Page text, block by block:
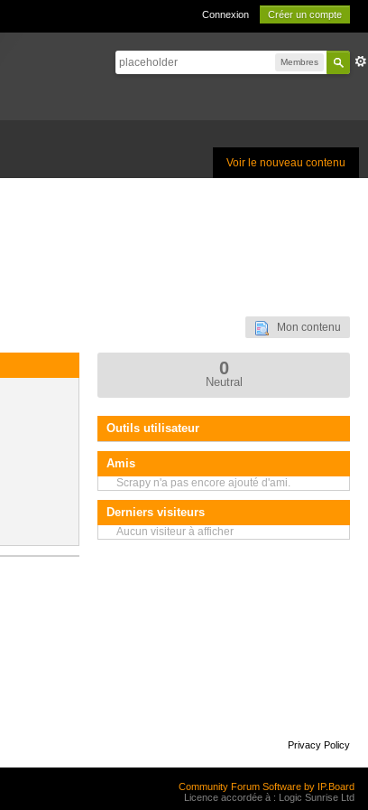
Connexion Créer un compte
Membres
Voir le nouveau contenu
Mon contenu
0
Neutral
Outils utilisateur
Amis
Scrapy n'a pas encore ajouté d'ami.
Derniers visiteurs
Aucun visiteur à afficher
Privacy Policy
Community Forum Software by IP.Board
Licence accordée à : Logic Sunrise Ltd